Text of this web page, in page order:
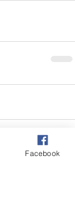
Facebook